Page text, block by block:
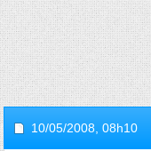
10/05/2008, 08h10